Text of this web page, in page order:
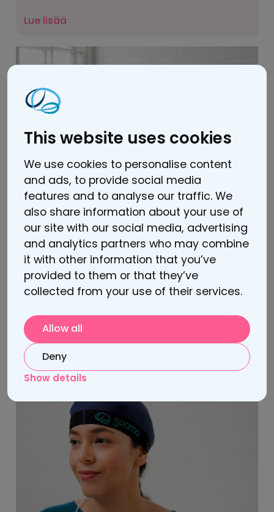
This website uses cookies
We use cookies to personalise content
and ads, to provide social media
features and to analyse our traffic. We
also share information about your use of
our site with our social media, advertising
and analytics partners who may combine
it with other information that you’ve
provided to them or that they’ve
collected from your use of their services.
Allow all
Deny
Show details
Lue lisää
19.12.2025
Sooman vuosi 2025: Käänteentekevä
vuosi paremman masennus- ja
kipuhoidon maailmanlaajuisessa
saatavuudessa
Lue lisää